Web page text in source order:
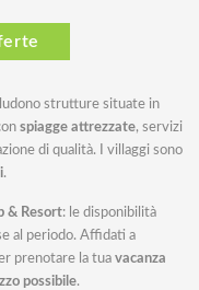
strutture situate in
spiagge attrezzate, servizi
di qualità. I villaggi sono
.
& Resort: le disponibilità
al periodo. Affidati a
prenotare la tua vacanza
possibile.